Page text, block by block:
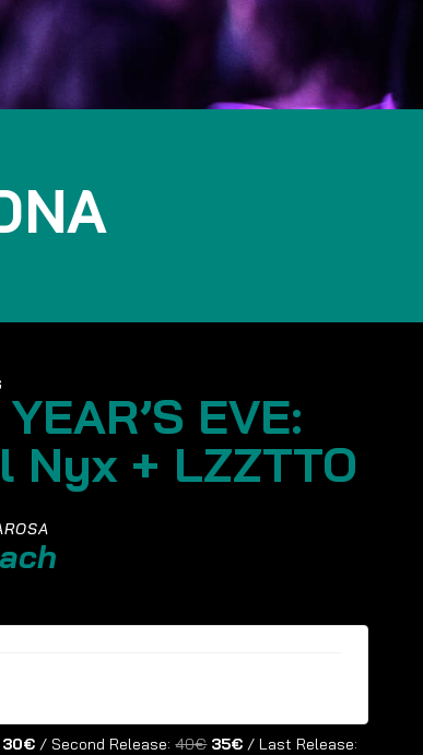
EVE:
Nyx + LZZTTO
30€ / Second Release:40€ 35€ /Last Release: